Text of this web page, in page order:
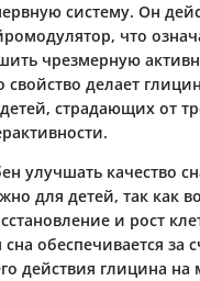
систему. Он
что
чрезмерную
свойство делает
страдающих от
улучшать качество
для детей, так как
и рост
обеспечивается за
действия глицина на